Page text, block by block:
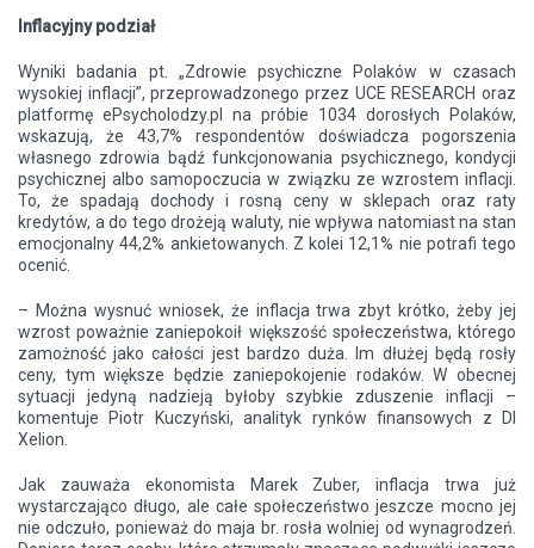
Inflacyjny podział
Wyniki badania pt. „Zdrowie psychiczne Polaków w czasach
wysokiej inflacji”, przeprowadzonego przez UCE RESEARCH oraz
platformę ePsycholodzy.pl na próbie 1034 dorosłych Polaków,
wskazują, że 43,7% respondentów doświadcza pogorszenia
własnego zdrowia bądź funkcjonowania psychicznego, kondycji
psychicznej albo samopoczucia w związku ze wzrostem inflacji.
To, że spadają dochody i rosną ceny w sklepach oraz raty
kredytów, a do tego drożeją waluty, nie wpływa natomiast na stan
emocjonalny 44,2% ankietowanych. Z kolei 12,1% nie potrafi tego
ocenić.
– Można wysnuć wniosek, że inflacja trwa zbyt krótko, żeby jej
wzrost poważnie zaniepokoił większość społeczeństwa, którego
zamożność jako całości jest bardzo duża. Im dłużej będą rosły
ceny, tym większe będzie zaniepokojenie rodaków. W obecnej
sytuacji jedyną nadzieją byłoby szybkie zduszenie inflacji –
komentuje Piotr Kuczyński, analityk rynków finansowych z DI
Xelion.
Jak zauważa ekonomista Marek Zuber, inflacja trwa już
wystarczająco długo, ale całe społeczeństwo jeszcze mocno jej
nie odczuło, ponieważ do maja br. rosła wolniej od wynagrodzeń.